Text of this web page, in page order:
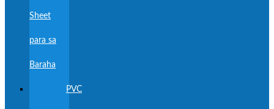
Sheet
para sa
Baraha
PVC